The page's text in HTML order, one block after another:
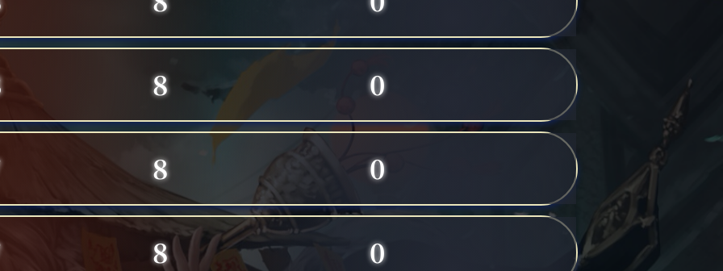
8 0
8 0
8 0